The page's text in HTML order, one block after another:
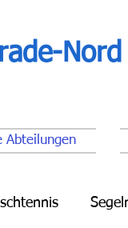
Abteilungen